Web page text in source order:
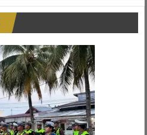
Tradisional
Korban
Surat
Gambaran
Daerah
Yang
Ternoda